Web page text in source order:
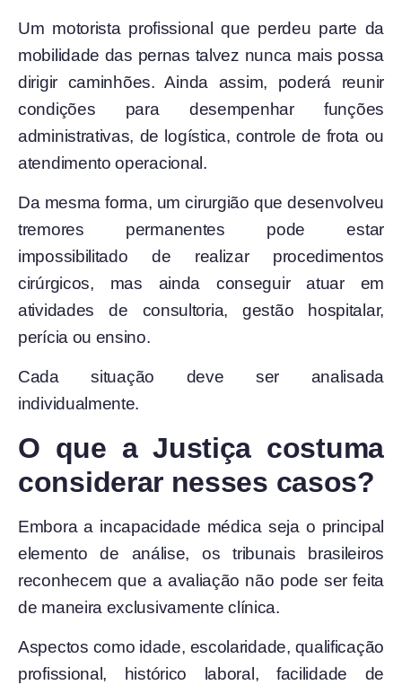
Um motorista profissional que perdeu parte da
mobilidade das pernas talvez nunca mais possa
dirigir caminhões. Ainda assim, poderá reunir
condições para desempenhar funções
administrativas, de logística, controle de frota ou
atendimento operacional.
Da mesma forma, um cirurgião que desenvolveu
tremores permanentes pode estar
impossibilitado de realizar procedimentos
cirúrgicos, mas ainda conseguir atuar em
atividades de consultoria, gestão hospitalar,
perícia ou ensino.
Cada situação deve ser analisada
individualmente.
O que a Justiça costuma
considerar nesses casos?
Embora a incapacidade médica seja o principal
elemento de análise, os tribunais brasileiros
reconhecem que a avaliação não pode ser feita
de maneira exclusivamente clínica.
Aspectos como idade, escolaridade, qualificação
profissional, histórico laboral, facilidade de